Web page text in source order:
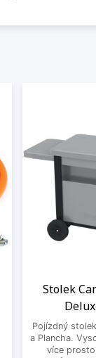
Stolek
Pojízdný
a Plancha.
více